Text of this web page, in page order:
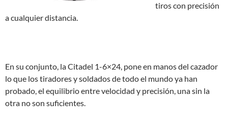
tiros con precisión
a cualquier distancia.
En su conjunto, la Citadel 1-6×24, pone en manos del cazador
lo que los tiradores y soldados de todo el mundo ya han
probado, el equilibrio entre velocidad y precisión, una sin la
otra no son suficientes.